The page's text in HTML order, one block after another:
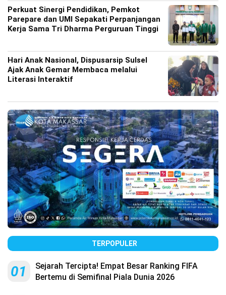
Perkuat Sinergi Pendidikan, Pemkot
Parepare dan UMI Sepakati Perpanjangan
Kerja Sama Tri Dharma Perguruan Tinggi
Hari Anak Nasional, Dispusarsip Sulsel
Ajak Anak Gemar Membaca melalui
Literasi Interaktif
TERPOPULER
01
Sejarah Tercipta! Empat Besar Ranking FIFA
Bertemu di Semifinal Piala Dunia 2026